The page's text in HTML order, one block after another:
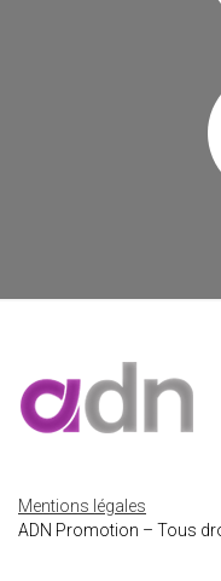
Mentions légales
ADN Promotion – Tous